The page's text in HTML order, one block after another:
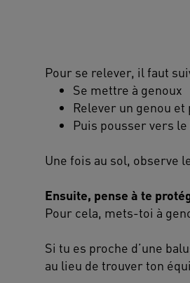
Pour se relever, il faut
Se mettre à genoux
Relever un genou
Puis pousser vers le
Une fois au sol, observe
Ensuite, pense à te
Pour cela, mets-toi à
Si tu es proche d’une
au lieu de trouver ton